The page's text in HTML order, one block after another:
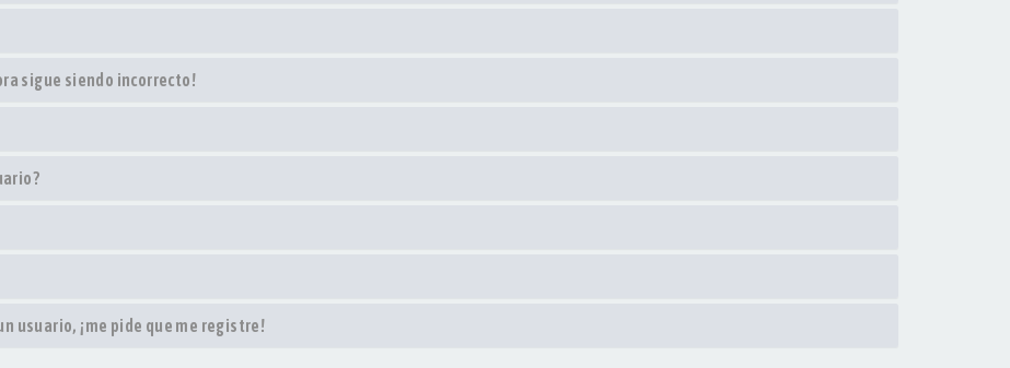
sigue siendo incorrecto!
usuario, ¡me pide que me registre!